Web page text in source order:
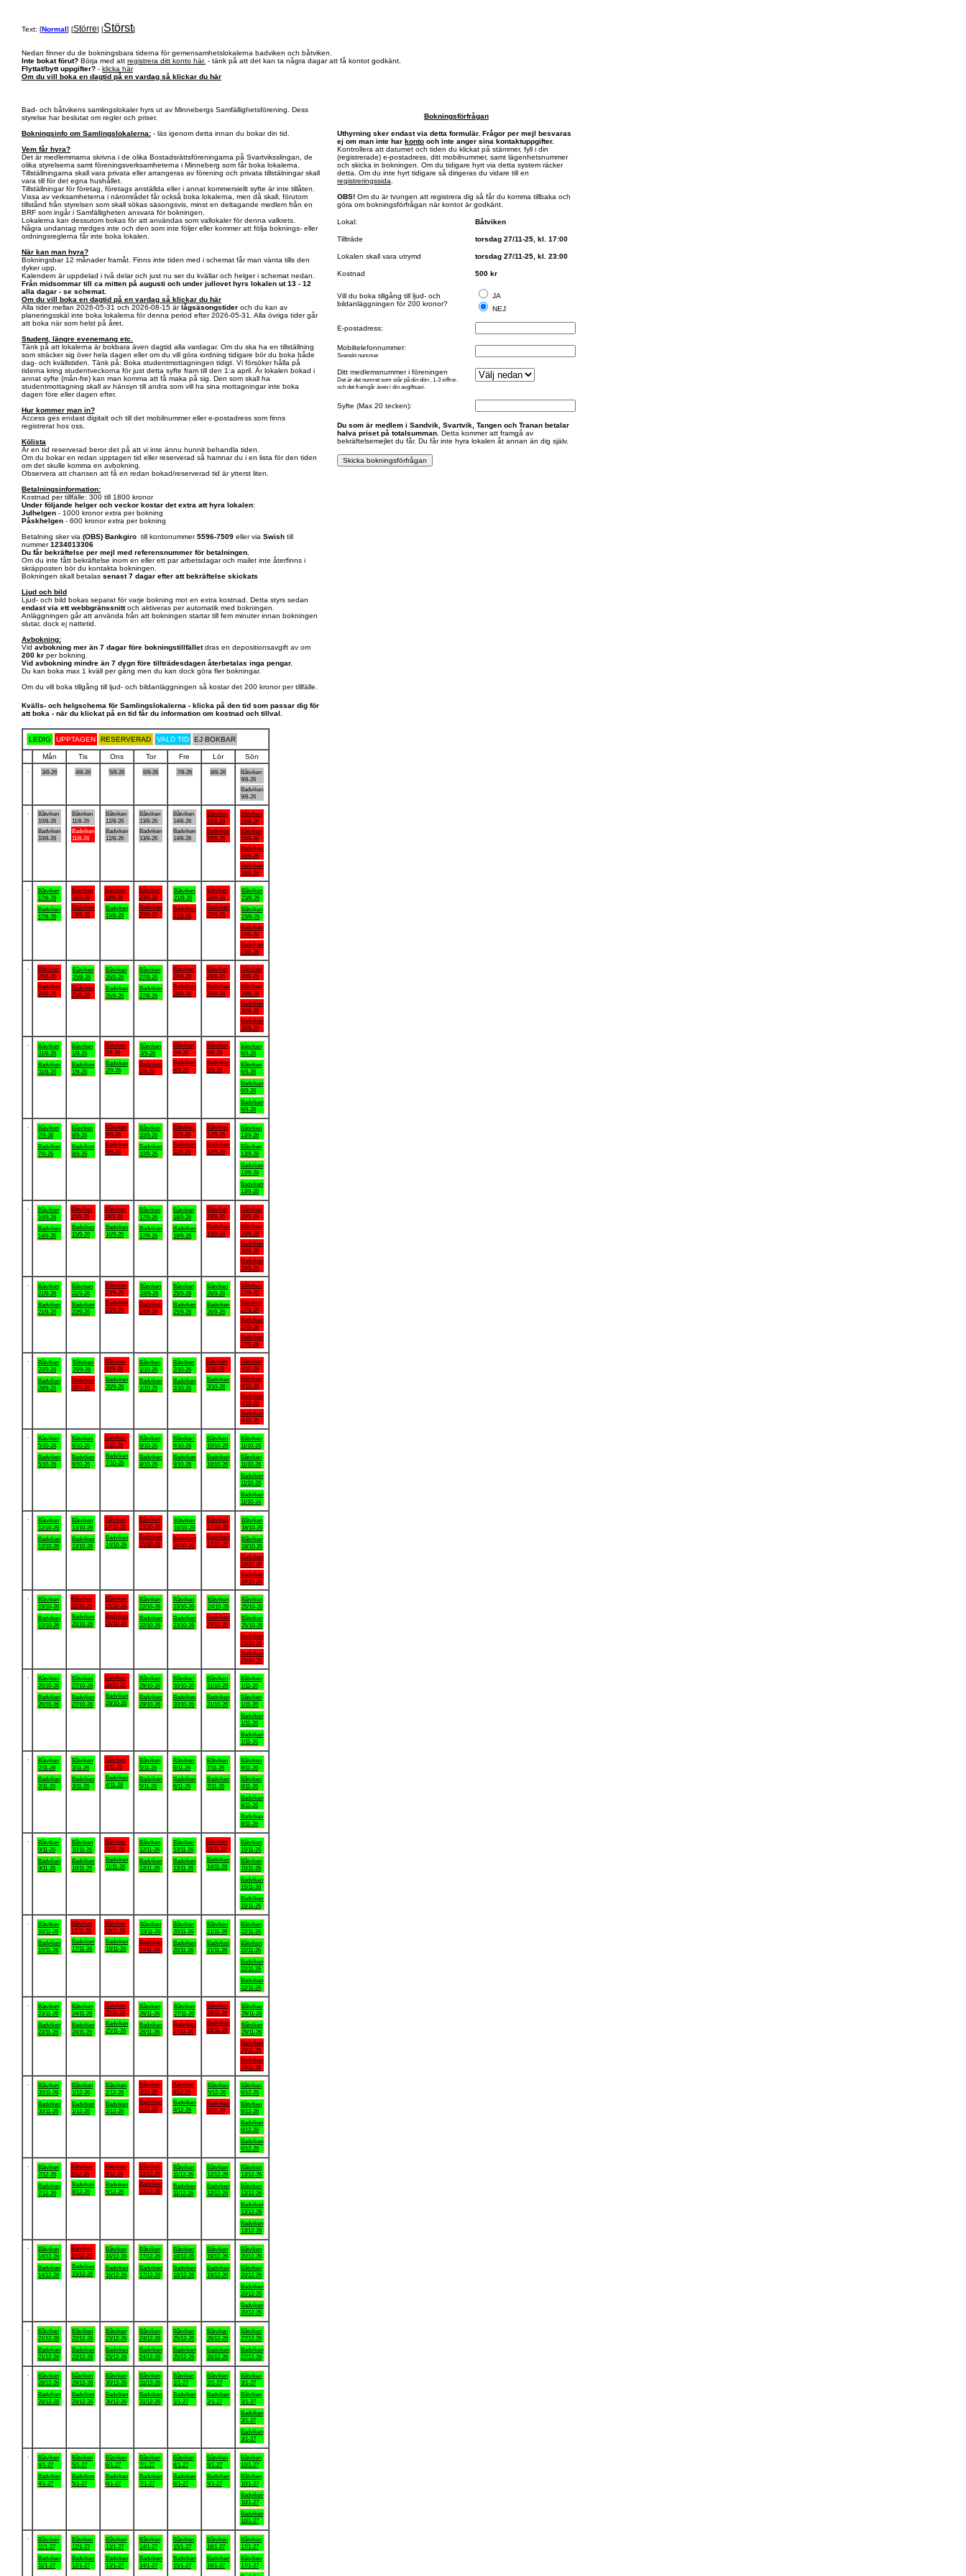
Text: [Normal] [Större] [Störst]
Nedan finner du de bokningsbara tiderna för gemensamhetslokalerna badviken och båtviken.
Inte bokat förut? Börja med att registrera ditt konto här. - tänk på att det kan ta några dagar att få kontot godkänt.
Flyttat/bytt uppgifter? - klicka här
Om du vill boka en dagtid på en vardag så klickar du här
Bad- och båtvikens samlingslokaler hyrs ut av Minnebergs Samfällighetsförening. Dess
styrelse har beslutat om regler och priser.
Bokningsinfo om Samlingslokalerna: - läs igenom detta innan du bokar din tid.
Vem får hyra?
Det är medlemmarna skrivna i de olika Bostadsrättsföreningarna på Svartviksslingan, de
olika styrelserna samt föreningsverksamheterna i Minneberg som får boka lokalerna.
Tillställningarna skall vara privata eller arrangeras av förening och privata tillstälningar skall
vara till för det egna hushållet.
Tillställningar för företag, företags anställda eller i annat kommersiellt syfte är inte tillåten.
Vissa av verksamheterna i närområdet får också boka lokalerna, men då skall, förutom
tillstånd från styrelsen som skall sökas säsongsvis, minst en deltagande medlem från en
BRF som ingår i Samfälligheten ansvara för bokningen.
Lokalerna kan dessutom bokas för att användas som vallokaler för denna valkrets.
Några undantag medges inte och den som inte följer eller kommer att följa boknings- eller
ordningsreglerna får inte boka lokalen.
När kan man hyra?
Bokningsbar 12 månader framåt. Finns inte tiden med i schemat får man vänta tills den
dyker upp.
Kalendern är uppdelad i två delar och just nu ser du kvällar och helger i schemat nedan.
Från midsommar till ca mitten på augusti och under jullovet hyrs lokalen ut 13 - 12
alla dagar - se schemat.
Om du vill boka en dagtid på en vardag så klickar du här
Alla tider mellan 2026-05-31 och 2026-08-15 ärlågsäsongstider och du kan av
planeringsskäl inte boka lokalerna för denna period efter 2026-05-31. Alla övriga tider går
att boka när som helst på året.
Student, längre evenemang etc.
Tänk på att lokalerna är bokbara även dagtid alla vardagar. Om du ska ha en tillställning
som sträcker sig över hela dagen eller om du vill göra iordning tidigare bör du boka både
dag- och kvällstiden. Tänk på: Boka studentmottagningen tidigt. Vi försöker hålla på
tiderna kring studentveckorna för just detta syfte fram till den 1:a april. Är lokalen bokad i
annat syfte (mån-fre) kan man komma att få maka på sig. Den som skall ha
studentmottagning skall av hänsyn till andra som vill ha sina mottagningar inte boka
dagen före eller dagen efter.
Hur kommer man in?
Access ges endast digitalt och till det mobilnummer eller e-postadress som finns
registrerat hos oss.
Kölista
Är en tid reserverad beror det på att vi inte ännu hunnit behandla tiden.
Om du bokar en redan upptagen tid eller reserverad så hamnar du i en lista för den tiden
om det skulle komma en avbokning.
Observera att chansen att få en redan bokad/reserverad tid är ytterst liten.
Betalningsinformation:
Kostnad per tillfälle: 300 till 1800 kronor
Under följande helger och veckor kostar det extra att hyra lokalen:
Julhelgen - 1000 kronor extra per bokning
Påskhelgen - 600 kronor extra per bokning
Betalning sker via (OBS) Bankgiro till kontonummer5596-7509 eller via Swish till
nummer1234013306
Du får bekräftelse per mejl med referensnummer för betalningen.
Om du inte fått bekräftelse inom en eller ett par arbetsdagar och mailet inte återfinns i
skräpposten bör du kontakta bokningen.
Bokningen skall betalas senast 7 dagar efter att bekräftelse skickats
Ljud och bild
Ljud- och bild bokas separat för varje bokning mot en extra kostnad. Detta styrs sedan
endast via ett webbgränssnittoch aktiveras per automatik med bokningen.
Anläggningen går att använda från att bokningen startar till fem minuter innan bokningen
slutar, dock ej nattetid.
Avbokning:
Vid avbokning mer än 7 dagar före bokningstillfälletdras en depositionsavgift av om
200 kr per bokning.
Vid avbokning mindre än 7 dygn före tillträdesdagen återbetalas inga pengar.
Du kan boka max 1 kväll per gång men du kan dock göra fler bokningar.
Om du vill boka tillgång till ljud- och bildanläggningen så kostar det 200 kronor per tillfälle.
Bokningsförfrågan
Uthyrning sker endast via detta formulär. Frågor per mejl besvaras
ej om man inte har konto och inte anger sina kontaktuppgifter.
Kontrollera att datumet och tiden du klickat på stämmer, fyll i din
(registrerade) e-postadress, ditt mobilnummer, samt lägenhetsnummer
och skicka in bokningen. Om du tidigare hyrt via detta system räcker
detta. Om du inte hyrt tidigare så dirigeras du vidare till en
registreringssida
OBS! Om du är tvungen att registrera dig så får du komma tillbaka och
göra om bokningsförfrågan när kontot är godkänt.
Lokal: Båtviken
Tillträde torsdag 27/11-25, kl. 17:00
Lokalen skall vara utrymd torsdag 27/11-25, kl. 23:00
Kostnad 500 kr
Vill du boka tillgång till ljud- och
bildanläggningen för 200 kronor?
JA
NEJ
E-postadress:
Mobiltelefonnummer:
Svenskt nummer
Ditt medlemsnummer i föreningen
Det är det numret som står på din dörr, 1-3 siffror.
och det framgår även i din avgiftsavi.
Syfte (Max 20 tecken):
Du som är medlem i Sandvik, Svartvik, Tangen och Tranan betalar
halva priset på totalsumman. Detta kommer att framgå av
bekräftelsemejlet du får. Du får inte hyra lokalen åt annan än dig själv.
Kvälls- och helgschema för Samlingslokalerna - klicka på den tid som passar dig för
att boka - när du klickat på en tid får du information om kostnad och tillval.
LEDIG UPPTAGEN RESERVERAD VALD TID EJ BOKBAR
Mån Tis Ons Tor Fre Lör
Sön
3/8-26 4/8-26 5/8-26 6/8-26 7/8-26 8/8-26
Båtviken
9/8-26
Badviken
9/8-26
Båtviken
10/8-26
Badviken
10/8-26
Båtviken
11/8-26
Badviken
11/8-26
Båtviken
12/8-26
Badviken
12/8-26
Båtviken
13/8-26
Badviken
13/8-26
Båtviken
14/8-26
Badviken
14/8-26
Båtviken
15/8-26
Badviken
15/8-26
Båtviken
16/8-26
Båtviken
16/8-26
Badviken
16/8-26
Badviken
16/8-26
Båtviken
17/8-26
Badviken
17/8-26
Båtviken
18/8-26
Badviken
18/8-26
Båtviken
19/8-26
Badviken
19/8-26
Båtviken
20/8-26
Badviken
20/8-26
Båtviken
21/8-26
Badviken
21/8-26
Båtviken
22/8-26
Badviken
22/8-26
Båtviken
23/8-26
Båtviken
23/8-26
Badviken
23/8-26
Badviken
23/8-26
Båtviken
24/8-26
Badviken
24/8-26
Båtviken
25/8-26
Badviken
25/8-26
Båtviken
26/8-26
Badviken
26/8-26
Båtviken
27/8-26
Badviken
27/8-26
Båtviken
28/8-26
Badviken
28/8-26
Båtviken
29/8-26
Badviken
29/8-26
Båtviken
30/8-26
Båtviken
30/8-26
Badviken
30/8-26
Badviken
30/8-26
Båtviken
31/8-26
Badviken
31/8-26
Båtviken
1/9-26
Badviken
1/9-26
Båtviken
2/9-26
Badviken
2/9-26
Båtviken
3/9-26
Badviken
3/9-26
Båtviken
4/9-26
Badviken
4/9-26
Båtviken
5/9-26
Badviken
5/9-26
Båtviken
6/9-26
Båtviken
6/9-26
Badviken
6/9-26
Badviken
6/9-26
Båtviken
7/9-26
Badviken
7/9-26
Båtviken
8/9-26
Badviken
8/9-26
Båtviken
9/9-26
Badviken
9/9-26
Båtviken
10/9-26
Badviken
10/9-26
Båtviken
11/9-26
Badviken
11/9-26
Båtviken
12/9-26
Badviken
12/9-26
Båtviken
13/9-26
Båtviken
13/9-26
Badviken
13/9-26
Badviken
13/9-26
Båtviken
14/9-26
Badviken
14/9-26
Båtviken
15/9-26
Badviken
15/9-26
Båtviken
16/9-26
Badviken
16/9-26
Båtviken
17/9-26
Badviken
17/9-26
Båtviken
18/9-26
Badviken
18/9-26
Båtviken
19/9-26
Badviken
19/9-26
Båtviken
20/9-26
Båtviken
20/9-26
Badviken
20/9-26
Badviken
20/9-26
Båtviken
21/9-26
Badviken
21/9-26
Båtviken
22/9-26
Badviken
22/9-26
Båtviken
23/9-26
Badviken
23/9-26
Båtviken
24/9-26
Badviken
24/9-26
Båtviken
25/9-26
Badviken
25/9-26
Båtviken
26/9-26
Badviken
26/9-26
Båtviken
27/9-26
Båtviken
27/9-26
Badviken
27/9-26
Badviken
27/9-26
Båtviken
28/9-26
Badviken
28/9-26
Båtviken
29/9-26
Badviken
29/9-26
Båtviken
30/9-26
Badviken
30/9-26
Båtviken
1/10-26
Badviken
1/10-26
Båtviken
2/10-26
Badviken
2/10-26
Båtviken
3/10-26
Badviken
3/10-26
Båtviken
4/10-26
Båtviken
4/10-26
Badviken
4/10-26
Badviken
4/10-26
Båtviken
5/10-26
Badviken
5/10-26
Båtviken
6/10-26
Badviken
6/10-26
Båtviken
7/10-26
Badviken
7/10-26
Båtviken
8/10-26
Badviken
8/10-26
Båtviken
9/10-26
Badviken
9/10-26
Båtviken
10/10-26
Badviken
10/10-26
Båtviken
11/10-26
Båtviken
11/10-26
Badviken
11/10-26
Badviken
11/10-26
Båtviken
12/10-26
Badviken
12/10-26
Båtviken
13/10-26
Badviken
13/10-26
Båtviken
14/10-26
Badviken
14/10-26
Båtviken
15/10-26
Badviken
15/10-26
Båtviken
16/10-26
Badviken
16/10-26
Båtviken
17/10-26
Badviken
17/10-26
Båtviken
18/10-26
Båtviken
18/10-26
Badviken
18/10-26
Badviken
18/10-26
Båtviken
19/10-26
Badviken
19/10-26
Båtviken
20/10-26
Badviken
20/10-26
Båtviken
21/10-26
Badviken
21/10-26
Båtviken
22/10-26
Badviken
22/10-26
Båtviken
23/10-26
Badviken
23/10-26
Båtviken
24/10-26
Badviken
24/10-26
Båtviken
25/10-26
Båtviken
25/10-26
Badviken
25/10-26
Badviken
25/10-26
Båtviken
26/10-26
Badviken
26/10-26
Båtviken
27/10-26
Badviken
27/10-26
Båtviken
28/10-26
Badviken
28/10-26
Båtviken
29/10-26
Badviken
29/10-26
Båtviken
30/10-26
Badviken
30/10-26
Båtviken
31/10-26
Badviken
31/10-26
Båtviken
1/11-26
Båtviken
1/11-26
Badviken
1/11-26
Badviken
1/11-26
Båtviken
2/11-26
Badviken
2/11-26
Båtviken
3/11-26
Badviken
3/11-26
Båtviken
4/11-26
Badviken
4/11-26
Båtviken
5/11-26
Badviken
5/11-26
Båtviken
6/11-26
Badviken
6/11-26
Båtviken
7/11-26
Badviken
7/11-26
Båtviken
8/11-26
Båtviken
8/11-26
Badviken
8/11-26
Badviken
8/11-26
Båtviken
9/11-26
Badviken
9/11-26
Båtviken
10/11-26
Badviken
10/11-26
Båtviken
11/11-26
Badviken
11/11-26
Båtviken
12/11-26
Badviken
12/11-26
Båtviken
13/11-26
Badviken
13/11-26
Båtviken
14/11-26
Badviken
14/11-26
Båtviken
15/11-26
Båtviken
15/11-26
Badviken
15/11-26
Badviken
15/11-26
Båtviken
16/11-26
Badviken
16/11-26
Båtviken
17/11-26
Badviken
17/11-26
Båtviken
18/11-26
Badviken
18/11-26
Båtviken
19/11-26
Badviken
19/11-26
Båtviken
20/11-26
Badviken
20/11-26
Båtviken
21/11-26
Badviken
21/11-26
Båtviken
22/11-26
Båtviken
22/11-26
Badviken
22/11-26
Badviken
22/11-26
Båtviken
23/11-26
Badviken
23/11-26
Båtviken
24/11-26
Badviken
24/11-26
Båtviken
25/11-26
Badviken
25/11-26
Båtviken
26/11-26
Badviken
26/11-26
Båtviken
27/11-26
Badviken
27/11-26
Båtviken
28/11-26
Badviken
28/11-26
Båtviken
29/11-26
Båtviken
29/11-26
Badviken
29/11-26
Badviken
29/11-26
Båtviken
30/11-26
Badviken
30/11-26
Båtviken
1/12-26
Badviken
1/12-26
Båtviken
2/12-26
Badviken
2/12-26
Båtviken
3/12-26
Badviken
3/12-26
Båtviken
4/12-26
Badviken
4/12-26
Båtviken
5/12-26
Badviken
5/12-26
Båtviken
6/12-26
Båtviken
6/12-26
Badviken
6/12-26
Badviken
6/12-26
Båtviken
7/12-26
Badviken
7/12-26
Båtviken
8/12-26
Badviken
8/12-26
Båtviken
9/12-26
Badviken
9/12-26
Båtviken
10/12-26
Badviken
10/12-26
Båtviken
11/12-26
Badviken
11/12-26
Båtviken
12/12-26
Badviken
12/12-26
Båtviken
13/12-26
Båtviken
13/12-26
Badviken
13/12-26
Badviken
13/12-26
Båtviken
14/12-26
Badviken
14/12-26
Båtviken
15/12-26
Badviken
15/12-26
Båtviken
16/12-26
Badviken
16/12-26
Båtviken
17/12-26
Badviken
17/12-26
Båtviken
18/12-26
Badviken
18/12-26
Båtviken
19/12-26
Badviken
19/12-26
Båtviken
20/12-26
Båtviken
20/12-26
Badviken
20/12-26
Badviken
20/12-26
Båtviken
21/12-26
Badviken
21/12-26
Båtviken
22/12-26
Badviken
22/12-26
Båtviken
23/12-26
Badviken
23/12-26
Båtviken
24/12-26
Badviken
24/12-26
Båtviken
25/12-26
Badviken
25/12-26
Båtviken
26/12-26
Badviken
26/12-26
Båtviken
27/12-26
Badviken
27/12-26
Båtviken
28/12-26
Badviken
28/12-26
Båtviken
29/12-26
Badviken
29/12-26
Båtviken
30/12-26
Badviken
30/12-26
Båtviken
31/12-26
Badviken
31/12-26
Båtviken
1/1-27
Badviken
1/1-27
Båtviken
2/1-27
Badviken
2/1-27
Båtviken
3/1-27
Båtviken
3/1-27
Badviken
3/1-27
Badviken
3/1-27
Båtviken
4/1-27
Badviken
4/1-27
Båtviken
5/1-27
Badviken
5/1-27
Båtviken
6/1-27
Badviken
6/1-27
Båtviken
7/1-27
Badviken
7/1-27
Båtviken
8/1-27
Badviken
8/1-27
Båtviken
9/1-27
Badviken
9/1-27
Båtviken
10/1-27
Båtviken
10/1-27
Badviken
10/1-27
Badviken
10/1-27
Båtviken
11/1-27
Badviken
11/1-27
Båtviken
12/1-27
Badviken
12/1-27
Båtviken
13/1-27
Badviken
13/1-27
Båtviken
14/1-27
Badviken
14/1-27
Båtviken
15/1-27
Badviken
15/1-27
Båtviken
16/1-27
Badviken
16/1-27
Båtviken
17/1-27
Båtviken
17/1-27